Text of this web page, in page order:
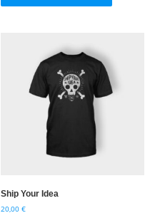
Ship Your Idea
20,00€